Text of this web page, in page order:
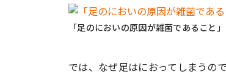
「足のにおいの原因が雑菌であること
では、なぜ足はにおってしまうの